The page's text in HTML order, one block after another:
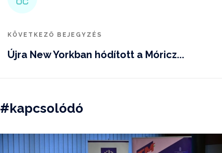
KÖVETKEZŐ BEJEGYZÉS
Újra New Yorkban hódított a Móricz...
#kapcsolódó